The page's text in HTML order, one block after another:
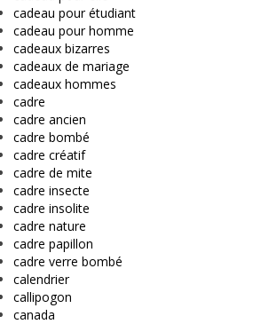
cadeau pour étudiant
cadeau pour homme
cadeaux bizarres
cadeaux de mariage
cadeaux hommes
cadre
cadre ancien
cadre bombé
cadre créatif
cadre de mite
cadre insecte
cadre insolite
cadre nature
cadre papillon
cadre verre bombé
calendrier
callipogon
canada